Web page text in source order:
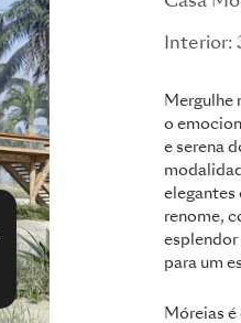
Interior:
Mergulhe
o
e serena
elegantes
renome,
esplendor
para um
Móreias